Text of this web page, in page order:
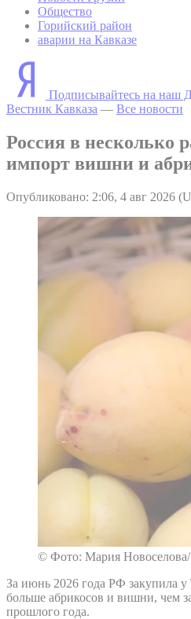
Общество
Горийский район
аварии на Кавказе
Подписывайтесь на наш
Вестник Кавказа — Все новости
Россия в несколько
импорт вишни и
Опубликовано: 2:06, 4 авг 2026
© Фото: Мария Новоселова/
За июнь 2026 года РФ закупила у
больше абрикосов и вишни, чем
прошлого года.